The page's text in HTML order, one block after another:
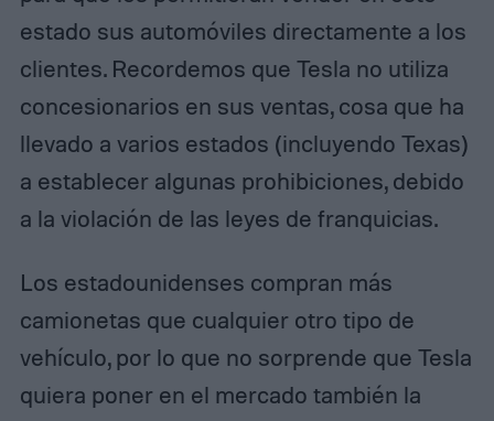
estado sus automóviles directamente a los
clientes. Recordemos que Tesla no utiliza
concesionarios en sus ventas, cosa que ha
llevado a varios estados (incluyendo Texas)
a establecer algunas prohibiciones, debido
a la violación de las leyes de franquicias.
Los estadounidenses compran más
camionetas que cualquier otro tipo de
vehículo, por lo que no sorprende que Tesla
quiera poner en el mercado también la